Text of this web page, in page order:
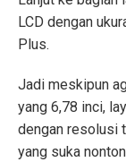
LCD dengan
Plus.
Jadi meskipun
yang 6,78 inci,
dengan resolusi
yang suka